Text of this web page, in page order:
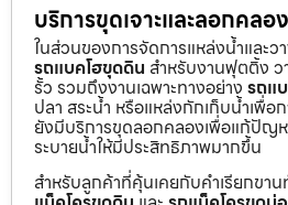
บริการขุดเจาะและลอกคล
ในส่วนของการจัดการแหล่งน้ำและว
รถแบคโฮขุดดิน สำหรับงานฟุตติ้ง ว
รั้ว รวมถึงงานเฉพาะทางอย่าง รถแ
ปลา สระน้ำ หรือแหล่งกักเก็บน้ำเพื่อ
ยังมีบริการขุดลอกคลองเพื่อแก้ปัญห
ระบายน้ำให้มีประสิทธิภาพมากขึ้น
สำหรับลูกค้าที่คุ้นเคยกับคำเรียกขาน